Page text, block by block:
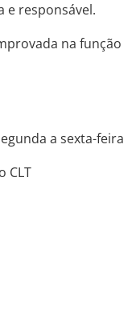
e responsável.
na função
a sexta-feira
CLT